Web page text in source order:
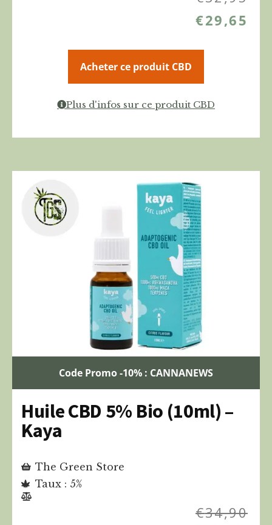
€29,65
Acheter ce produit CBD
Plus d'infos sur ce produit CBD
Code Promo -10% : CANNANEWS
Huile CBD 5% Bio (10ml) –
Kaya
The Green Store
Taux : 5%
€34,90